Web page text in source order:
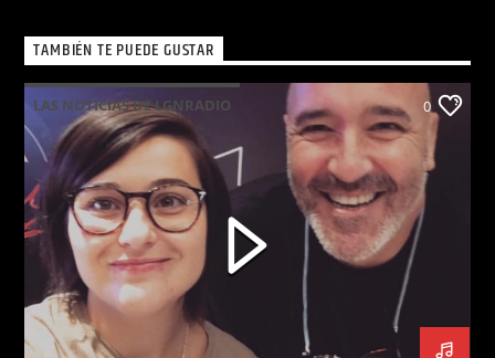
TAMBIÉN TE PUEDE GUSTAR
LAS NOTICIAS DE LGNRADIO 0